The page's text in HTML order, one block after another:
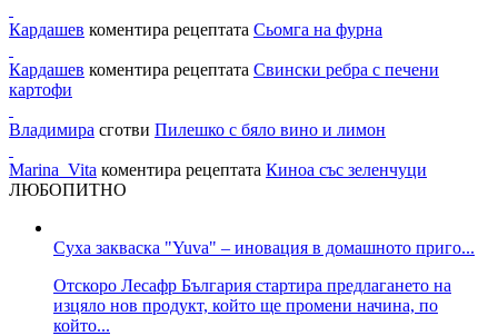
Кардашев коментира рецептата Сьомга на фурна
Кардашев коментира рецептата Свински ребра с печени
картофи
Владимира сготви Пилешко с бяло вино и лимон
Marina_Vita коментира рецептата Киноа със зеленчуци
ЛЮБОПИТНО
Суха закваска "Yuva" – иновация в домашното приго...
Отскоро Лесафр България стартира предлагането на
изцяло нов продукт, който ще промени начина, по
който...